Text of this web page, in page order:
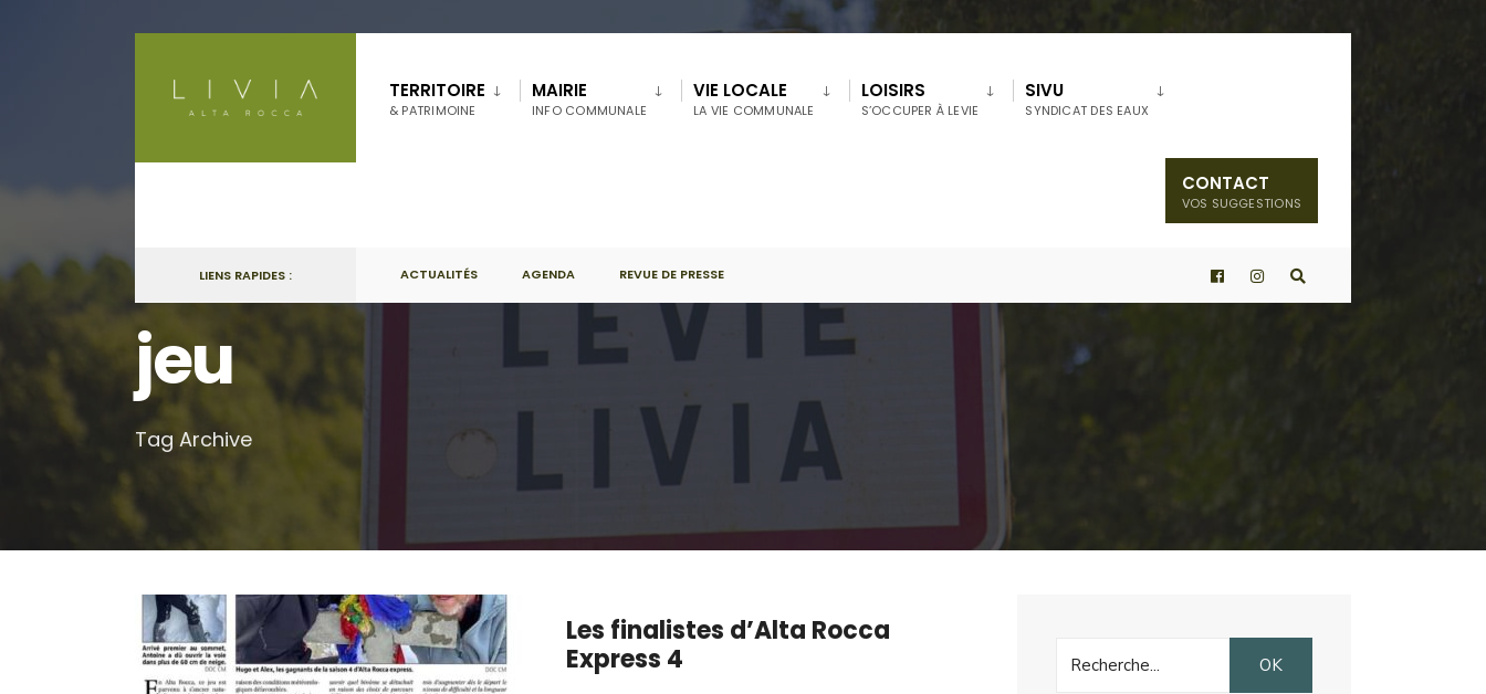
content
TERRITOIRE
& PATRIMOINE
MAIRIE
INFO COMMUNALE
VIE LOCALE
LA VIE COMMUNALE
LOISIRS
S’OCCUPER À LEVIE
SIVU
SYNDICAT DES EAUX
CONTACT
VOS SUGGESTIONS
LIENS RAPIDES : ACTUALITÉS AGENDA REVUE DE PRESSE
jeu
Tag Archive
Les finalistes d’Alta Rocca
Express 4
for:
OK